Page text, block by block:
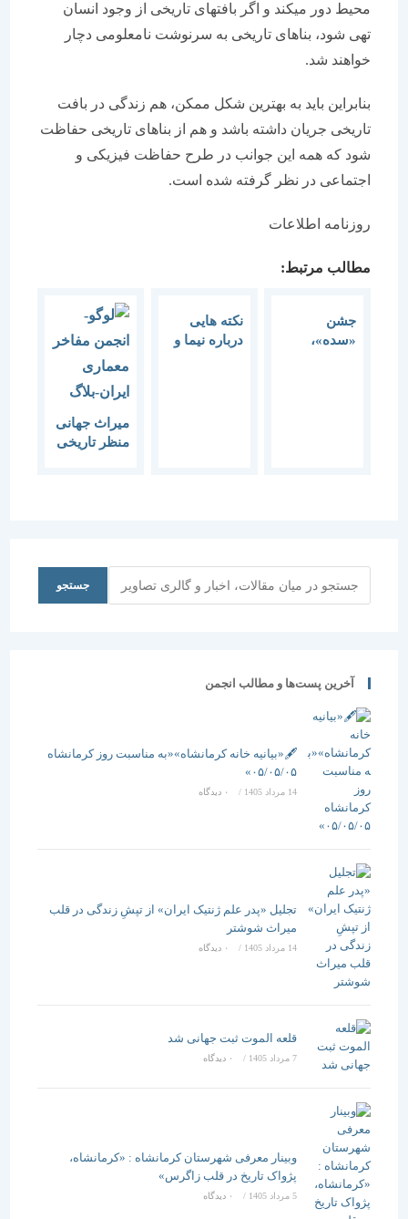
محیط دور می‏کند و اگر بافت‎های تاریخی از وجود انسان
تهی شود، بناهای تاریخی به سرنوشت نامعلومی دچار
خواهند شد.
بنابراین باید به بهترین شکل ممکن، هم زندگی در بافت
تاریخی جریان داشته باشد و هم از بناهای تاریخی حفاظت
شود که همه این جوانب در طرح حفاظت فیزیکی و
اجتماعی در نظر گرفته شده است.
روزنامه اطلاعات
مطالب مرتبط:
«سده»،
نکته هایی
درباره نیما و
میراث جهانی
منظر تاریخی
جستجو
آخرین پست‌ها و مطالب انجمن
🖋️«بیانیه خانه کرمانشاه»«به مناسبت روز کرمانشاه
۰۵/۰۵/۰۵»
/ ۰ دیدگاه
تجلیل «پدر علم ژنتیک ایران» از تپشِ زندگی در قلب
میراث شوشتر
14 مرداد 1405 / ۰ دیدگاه
قلعه الموت ثبت جهانی شد
/ ۰ دیدگاه
وبینار معرفی شهرستان کرمانشاه : «کرمانشاه،
پژواک تاریخ در قلب زاگرس»
5 مرداد 1405 / ۰ دیدگاه